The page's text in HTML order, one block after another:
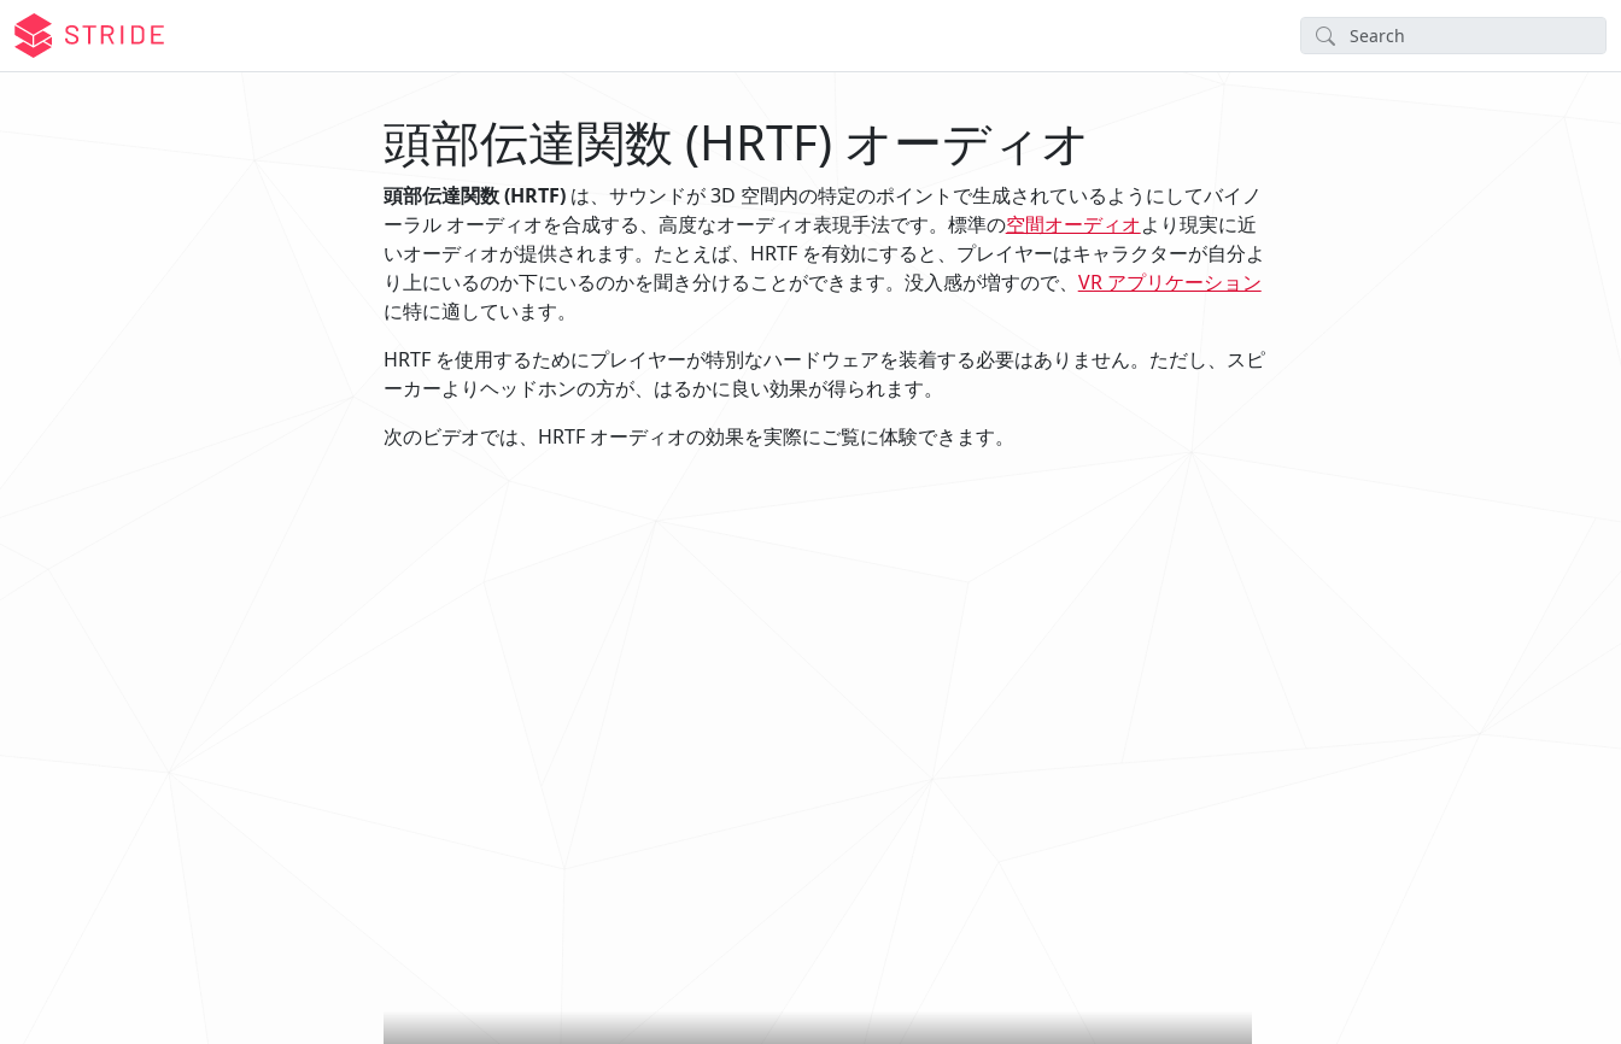
頭部伝達関数 (HRTF) オーディオ
頭部伝達関数 (HRTF)は、サウンドが 3D 空間内の特定のポイントで生成されているようにしてバイノ
ーラル オーディオを合成する、高度なオーディオ表現手法です。標準の空間オーディオより現実に近
いオーディオが提供されます。たとえば、HRTF を有効にすると、プレイヤーはキャラクターが自分よ
り上にいるのか下にいるのかを聞き分けることができます。没入感が増すので、 VR アプリケーション
に特に適しています。
HRTF を使用するためにプレイヤーが特別なハードウェアを装着する必要はありません。ただし、スピ
ーカーよりヘッドホンの方が、はるかに良い効果が得られます。
次のビデオでは、HRTF オーディオの効果を実際にご覧に体験できます。